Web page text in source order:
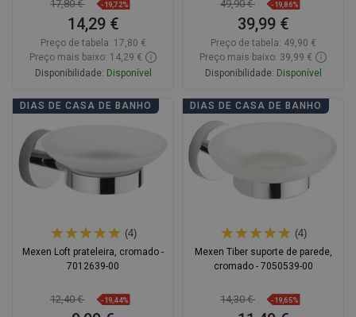
17,80 € -19,72%
14,29 €
Preço de tabela: 17,80 €
Preço mais baixo: 14,29 €
Disponibilidade: Disponível
Adicionar
Comparar
49,90 € -19,86%
39,99 €
Preço de tabela: 49,90 €
Preço mais baixo: 39,99 €
Disponibilidade: Disponível
Adicionar
Comparar
DIAS DE CASA DE BANHO
(4)
Mexen Loft prateleira, cromado -
7012639-00
12,40 € -19,44%
DIAS DE CASA DE BANHO
(4)
Mexen Tiber suporte de parede,
cromado - 7050539-00
14,30 € -19,65%